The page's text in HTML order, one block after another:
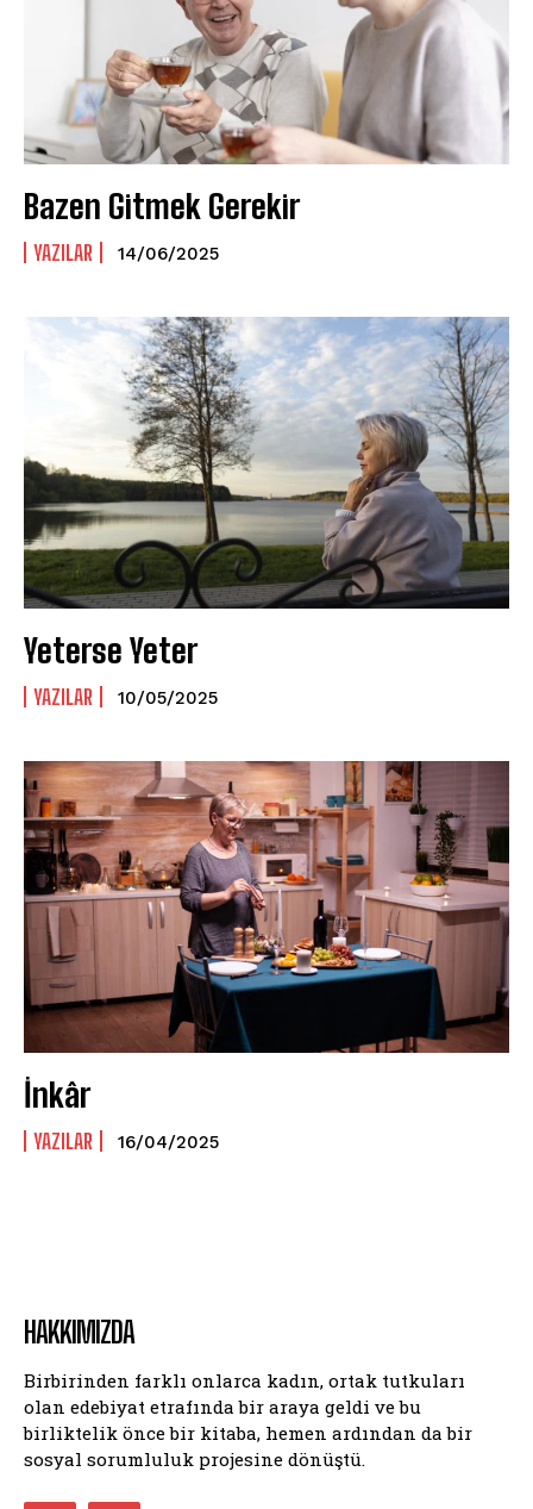
Bazen Gitmek Gerekir
YAZILAR 14/06/2025
Yeterse Yeter
YAZILAR 10/05/2025
İnkâr
YAZILAR 16/04/2025
HAKKIMIZDA
Birbirinden farklı onlarca kadın, ortak tutkuları
olan edebiyat etrafında bir araya geldi ve bu
birliktelik önce bir kitaba, hemen ardından da bir
sosyal sorumluluk projesine dönüştü.